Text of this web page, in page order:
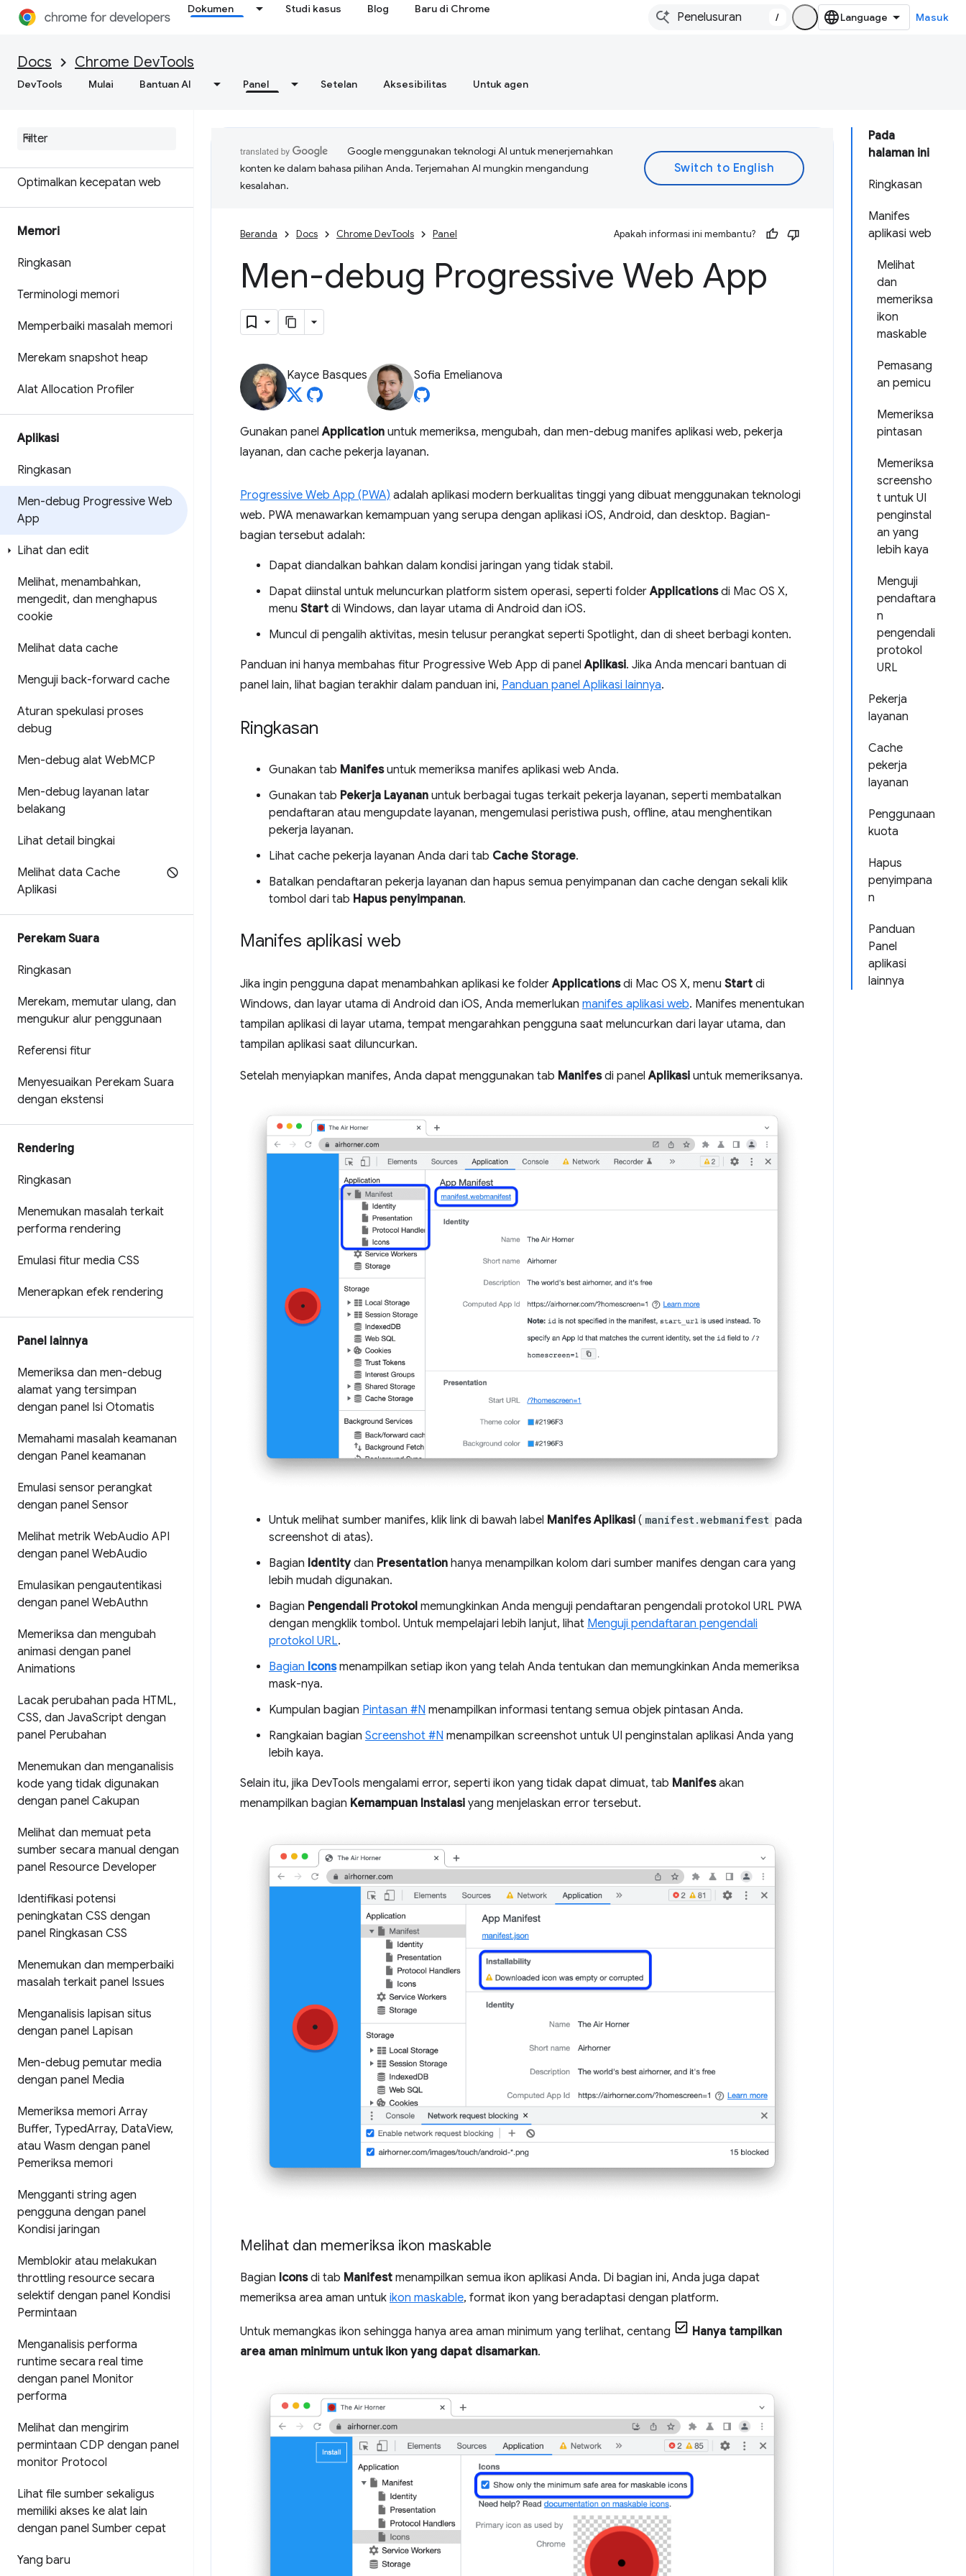
Dokumen Studi kasus Blog Baru di Chrome
/ Masuk
Docs Chrome DevTools
DevTools Mulai Bantuan AI Panel Setelan Aksesibilitas Untuk agen
Dapatkan hasil analisis yang
performa situs Anda
Menyimpan rekaman aktivitas
Optimalkan kecepatan web
Memori
Ringkasan
Terminologi memori
Memperbaiki masalah memori
Merekam snapshot heap
Alat Allocation Profiler
Aplikasi
Ringkasan
Men-debug Progressive Web
App
Lihat dan edit
Melihat, menambahkan,
mengedit, dan menghapus
cookie
Melihat data cache
Menguji back-forward cache
Aturan spekulasi proses
debug
Men-debug alat WebMCP
Men-debug layanan latar
belakang
Lihat detail bingkai
Melihat data Cache
Aplikasi
Perekam Suara
Ringkasan
Merekam, memutar ulang, dan
mengukur alur penggunaan
Referensi fitur
Menyesuaikan Perekam Suara
dengan ekstensi
Rendering
Ringkasan
Menemukan masalah terkait
performa rendering
Emulasi fitur media CSS
Menerapkan efek rendering
Panel lainnya
Memeriksa dan men-debug
alamat yang tersimpan
dengan panel Isi Otomatis
Memahami masalah keamanan
dengan Panel keamanan
Emulasi sensor perangkat
dengan panel Sensor
Melihat metrik WebAudio API
dengan panel WebAudio
Emulasikan pengautentikasi
dengan panel WebAuthn
Memeriksa dan mengubah
animasi dengan panel
Animations
Lacak perubahan pada HTML,
CSS, dan JavaScript dengan
panel Perubahan
Menemukan dan menganalisis
kode yang tidak digunakan
dengan panel Cakupan
Melihat dan memuat peta
sumber secara manual dengan
panel Resource Developer
Identifikasi potensi
peningkatan CSS dengan
panel Ringkasan CSS
Menemukan dan memperbaiki
masalah terkait panel Issues
Menganalisis lapisan situs
dengan panel Lapisan
Men-debug pemutar media
dengan panel Media
Memeriksa memori Array
Buffer, TypedArray, DataView,
atau Wasm dengan panel
Pemeriksa memori
Mengganti string agen
pengguna dengan panel
Kondisi jaringan
Memblokir atau melakukan
throttling resource secara
selektif dengan panel Kondisi
Permintaan
Menganalisis performa
runtime secara real time
dengan panel Monitor
performa
Melihat dan mengirim
permintaan CDP dengan panel
monitor Protocol
Lihat file sumber sekaligus
memiliki akses ke alat lain
dengan panel Sumber cepat
Yang baru
Pada
halaman ini
Ringkasan
Manifes
aplikasi web
Melihat
dan
memeriksa
ikon
maskable
Pemasang
an pemicu
Memeriksa
pintasan
Memeriksa
screensho
t untuk UI
penginstal
an yang
lebih kaya
Menguji
pendaftara
n
pengendali
protokol
URL
Pekerja
layanan
Cache
pekerja
layanan
Penggunaan
kuota
Hapus
penyimpana
n
Panduan
Panel
aplikasi
lainnya
Google menggunakan teknologi AI untuk menerjemahkan
konten ke dalam bahasa pilihan Anda. Terjemahan AI mungkin mengandung
kesalahan.
Beranda Docs Chrome DevTools Panel Apakah informasi ini membantu?
Men-debug Progressive Web App
Kayce Basques Sofia Emelianova
Gunakan panelApplication untuk memeriksa, mengubah, dan men-debug manifes aplikasi web, pekerja
layanan, dan cache pekerja layanan.
Progressive Web App (PWA) adalah aplikasi modern berkualitas tinggi yang dibuat menggunakan teknologi
web. PWA menawarkan kemampuan yang serupa dengan aplikasi iOS, Android, dan desktop. Bagian-
bagian tersebut adalah:
Dapat diandalkan bahkan dalam kondisi jaringan yang tidak stabil.
Dapat diinstal untuk meluncurkan platform sistem operasi, seperti folderApplicationsdi Mac OS X,
menu Start di Windows, dan layar utama di Android dan iOS.
Muncul di pengalih aktivitas, mesin telusur perangkat seperti Spotlight, dan di sheet berbagi konten.
Panduan ini hanya membahas fitur Progressive Web App di panelAplikasi. Jika Anda mencari bantuan di
panel lain, lihat bagian terakhir dalam panduan ini, Panduan panel Aplikasi lainnya.
Ringkasan
Gunakan tab Manifesuntuk memeriksa manifes aplikasi web Anda.
Gunakan tab Pekerja Layanan untuk berbagai tugas terkait pekerja layanan, seperti membatalkan
pendaftaran atau mengupdate layanan, mengemulasi peristiwa push, offline, atau menghentikan
pekerja layanan.
Lihat cache pekerja layanan Anda dari tab Cache Storage.
Batalkan pendaftaran pekerja layanan dan hapus semua penyimpanan dan cache dengan sekali klik
tombol dari tab Hapus penyimpanan.
Manifes aplikasi web
Jika ingin pengguna dapat menambahkan aplikasi ke folderApplicationsdi Mac OS X, menu Start di
Windows, dan layar utama di Android dan iOS, Anda memerlukan manifes aplikasi web. Manifes menentukan
tampilan aplikasi di layar utama, tempat mengarahkan pengguna saat meluncurkan dari layar utama, dan
tampilan aplikasi saat diluncurkan.
Setelah menyiapkan manifes, Anda dapat menggunakan tab Manifesdi panelAplikasi untuk memeriksanya.
Untuk melihat sumber manifes, klik link di bawah label Manifes Aplikasi ( manifest.webmanifest pada
screenshot di atas).
Bagian Identitydan Presentation hanya menampilkan kolom dari sumber manifes dengan cara yang
lebih mudah digunakan.
Bagian Pengendali Protokol memungkinkan Anda menguji pendaftaran pengendali protokol URL PWA
dengan mengklik tombol. Untuk mempelajari lebih lanjut, lihat Menguji pendaftaran pengendali
protokol URL.
Bagian Iconsmenampilkan setiap ikon yang telah Anda tentukan dan memungkinkan Anda memeriksa
mask-nya.
Kumpulan bagian Pintasan #N menampilkan informasi tentang semua objek pintasan Anda.
Rangkaian bagian Screenshot #N menampilkan screenshot untuk UI penginstalan aplikasi Anda yang
lebih kaya.
Selain itu, jika DevTools mengalami error, seperti ikon yang tidak dapat dimuat, tab Manifesakan
menampilkan bagian Kemampuan Instalasi yang menjelaskan error tersebut.
Melihat dan memeriksa ikon maskable
Bagian Iconsdi tab Manifest menampilkan semua ikon aplikasi Anda. Di bagian ini, Anda juga dapat
memeriksa area aman untuk ikon maskable, format ikon yang beradaptasi dengan platform.
Untuk memangkas ikon sehingga hanya area aman minimum yang terlihat, centang
Hanya tampilkan
area aman minimum untuk ikon yang dapat disamarkan.